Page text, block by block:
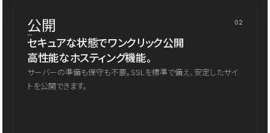
公開 02
セキュアな状態でワンクリック公開
高性能なホスティング機能。
サーバーの準備も保守も不要。SSLを標準で備え、安定したサイ
トを公開できます。